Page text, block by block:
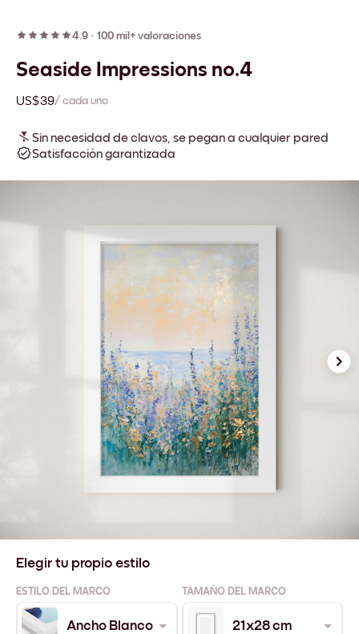
4.9 · 100 mil+ valoraciones
Seaside Impressions no.4
US$39/ cada uno
Sin necesidad de clavos, se pegan a cualquier pared
Satisfacción garantizada
Elegir tu propio estilo
ESTILO DEL MARCO TAMAÑO DEL MARCO
Ancho Blanco 21x28 cm